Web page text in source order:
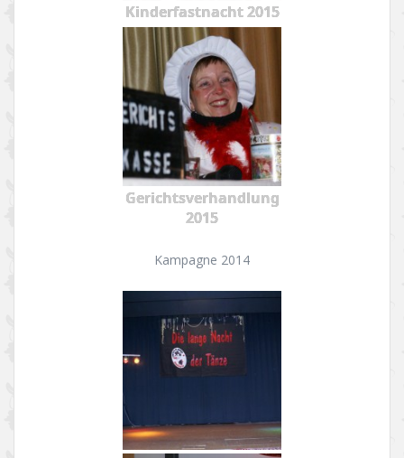
Kinderfastnacht 2015
Gerichtsverhandlung
2015
Kampagne 2014